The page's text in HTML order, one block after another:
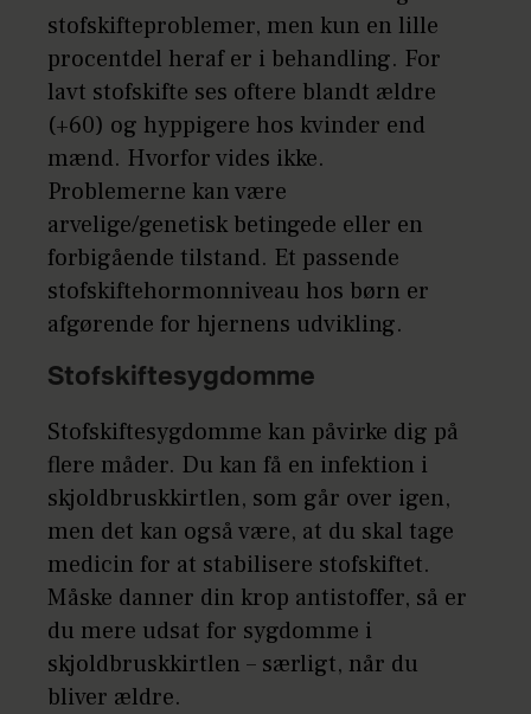
stofskifteproblemer, men kun en lille
procentdel heraf er i behandling. For
lavt stofskifte ses oftere blandt ældre
(+60) og hyppigere hos kvinder end
mænd. Hvorfor vides ikke.
Problemerne kan være
arvelige/genetisk betingede eller en
forbigående tilstand. Et passende
stofskiftehormonniveau hos børn er
afgørende for hjernens udvikling.
Stofskiftesygdomme
Stofskiftesygdomme kan påvirke dig på
flere måder. Du kan få en infektion i
skjoldbruskkirtlen, som går over igen,
men det kan også være, at du skal tage
medicin for at stabilisere stofskiftet.
Måske danner din krop antistoffer, så er
du mere udsat for sygdomme i
skjoldbruskkirtlen – særligt, når du
bliver ældre.